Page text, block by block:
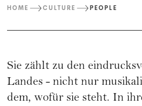
HOME CULTURE PEOPLE
Sie zählt zu den
Landes - nicht nur
dem, wofür sie steht. In